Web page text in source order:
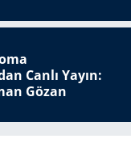
Canlı Yayın:
Gözan